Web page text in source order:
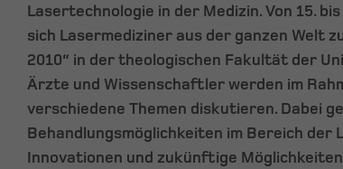
Lasertechnologie in der Medizin. Von 15.
sich Lasermediziner aus der ganzen Welt
2010“ in der theologischen Fakultät der
Ärzte und Wissenschaftler werden im
verschiedene Themen diskutieren. Dabei
Behandlungsmöglichkeiten im Bereich der
Innovationen und zukünftige